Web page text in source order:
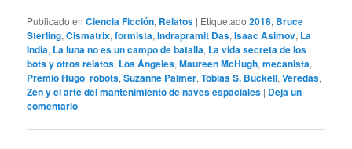
Publicado en Ciencia Ficción, Relatos | Etiquetado 2018, Bruce
Sterling,Cismatrix,formista,Indrapramit Das,Isaac Asimov, La
India, La luna no es un campo de batalla, La vida secreta de los
bots y otros relatos, Los Ángeles,Maureen McHugh,mecanista,
Premio Hugo,robots,Suzanne Palmer,Tobias S. Buckell,Veredas,
Zen y el arte del mantenimiento de naves espaciales | Deja un
comentario